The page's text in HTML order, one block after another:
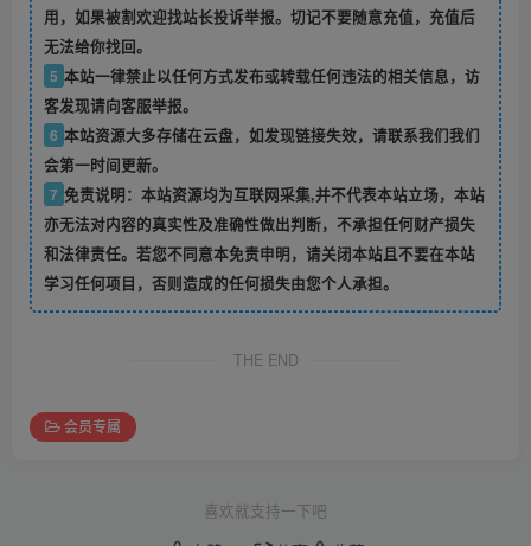
用，如果被割欢迎找站长投诉举报。切记不要随意充值，充值后
无法给你找回。
5 本站一律禁止以任何方式发布或转载任何违法的相关信息，访
客发现请向客服举报。
6 本站资源大多存储在云盘，如发现链接失效，请联系我们我们
会第一时间更新。
7 免责说明：本站资源均为互联网采集,并不代表本站立场，本站
亦无法对内容的真实性及准确性做出判断，不承担任何财产损失
和法律责任。若您不同意本免责申明，请关闭本站且不要在本站
学习任何项目，否则造成的任何损失由您个人承担。
THE END
会员专属
喜欢就支持一下吧